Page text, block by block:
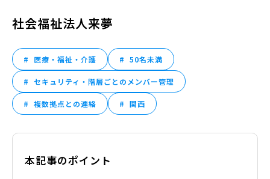
社会福祉法人来夢
医療・福祉・介護 50名未満
セキュリティ・階層ごとのメンバー管理
複数拠点との連絡 関西
本記事のポイント